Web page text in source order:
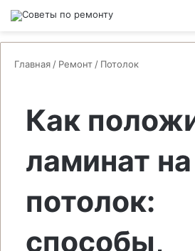
Главная / Ремонт / Потолок
Как
ламинат на
потолок:
способы,